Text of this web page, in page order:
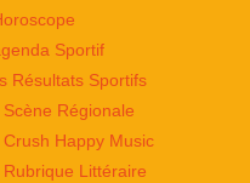
Sportif
Résultats Sportifs
Scène Régionale
Crush Happy Music
Rubrique Littéraire